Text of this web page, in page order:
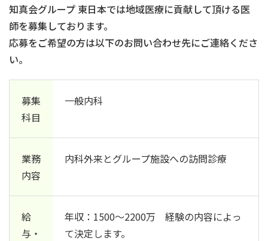
知真会グループ 東日本では地域医療に貢献して頂ける医
師を募集しております。
応募をご希望の方は以下のお問い合わせ先にご連絡くださ
い。
募集
科目
一般内科
業務
内容
内科外来とグループ施設への訪問診療
給
与・
年収：1500～2200万 経験の内容によっ
て決定します。